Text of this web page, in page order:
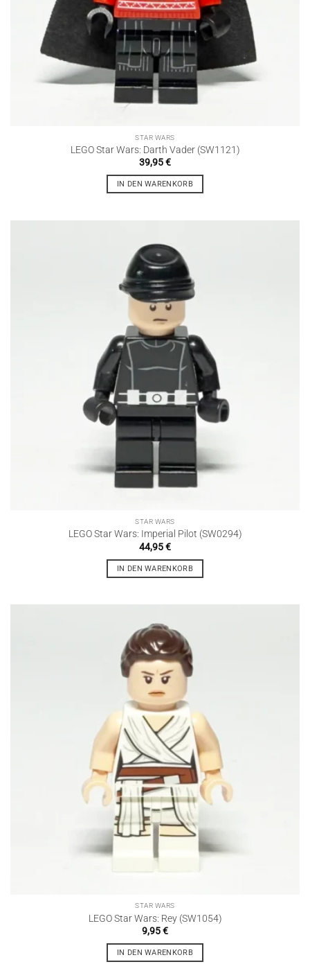
STAR WARS
LEGO Star Wars: Darth Vader (SW1121)
39,95€
IN DEN WARENKORB
STAR WARS
LEGO Star Wars: Imperial Pilot (SW0294)
44,95€
IN DEN WARENKORB
STAR WARS
LEGO Star Wars: Rey (SW1054)
9,95€
IN DEN WARENKORB